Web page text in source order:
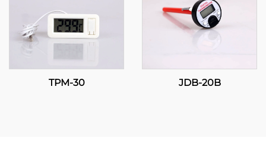
TPM-30 JDB-20B